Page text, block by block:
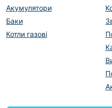
Акумулятори
Баки
Котли газові